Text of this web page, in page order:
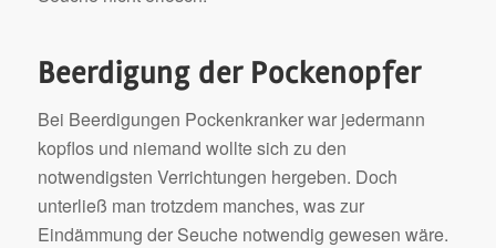
Beerdigung der Pockenopfer
Bei Beerdigungen Pockenkranker war jedermann
kopflos und niemand wollte sich zu den
notwendigsten Verrichtungen hergeben. Doch
unterließ man trotzdem manches, was zur
Eindämmung der Seuche notwendig gewesen wäre.